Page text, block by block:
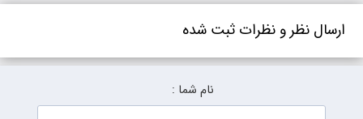
ارسال نظر و نظرات ثبت شده
نام شما :